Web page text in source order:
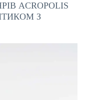
ACROPOLIS
З